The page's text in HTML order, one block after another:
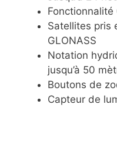
Fonctionnalité
Satellites pris
GLONASS
Notation
jusqu’à 50
Boutons de
Capteur de